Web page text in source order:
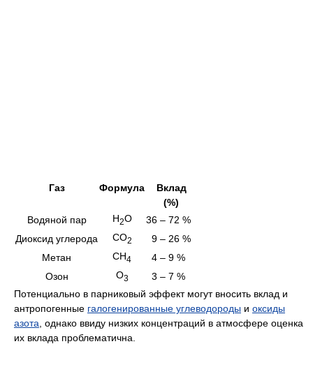
Газ Формула
Вклад
(%)
Водяной пар
H2O
36 – 72 %
Диоксид углерода
CO2
9 – 26 %
Метан
CH4
4 – 9 %
Озон
O3
3 – 7 %
Потенциально в парниковый эффект могут вносить вклад и
антропогенные галогенированные углеводороды и оксиды
азота , однако ввиду низких концентраций в атмосфере оценка
их вклада проблематична.